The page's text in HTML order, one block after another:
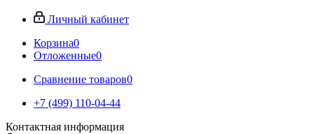
Личный кабинет
Корзина0
Отложенные0
Сравнение товаров0
+7 (499) 110-04-44
Контактная информация